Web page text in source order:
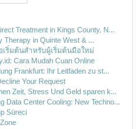
Treatment in Kings County, N...
Therapy in Quinte West & ...
เริ่มต้นสำหรับผู้เริ่มต้นมือใหม่
Cara Mudah Cuan Online
Frankfurt: Ihr Leitfaden zu st...
Your Request
Zeit, Stress Und Geld sparen k...
Data Center Cooling: New Techno...
Süreci